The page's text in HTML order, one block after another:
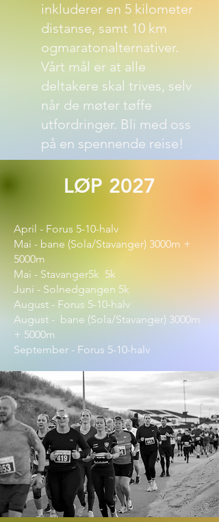
inkluderer en 5 kilometer
distanse, samt 10 km
ogmaratonalternativer.
Vårt mål er at alle
deltakere skal trives, selv
når de møter tøffe
utfordringer. Bli med oss
på en spennende reise!
LØP 2027
April - Forus 5-10-halv
Mai - bane (Sola/Stavanger) 3000m +
5000m
Mai - Stavanger5k 5k
Juni - Solnedgangen 5k
August - Forus 5-10-halv
August - bane (Sola/Stavanger) 3000m
+ 5000m
September - Forus 5-10-halv